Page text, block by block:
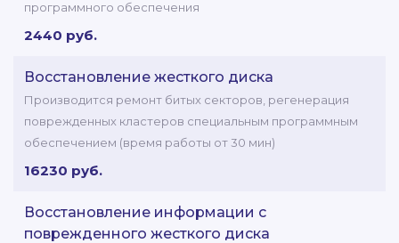
программного обеспечения
2440 руб.
Восстановление жесткого диска
Производится ремонт битых секторов, регенерация
поврежденных кластеров специальным программным
обеспечением (время работы от 30 мин)
16230 руб.
Восстановление информации с
поврежденного жесткого диска